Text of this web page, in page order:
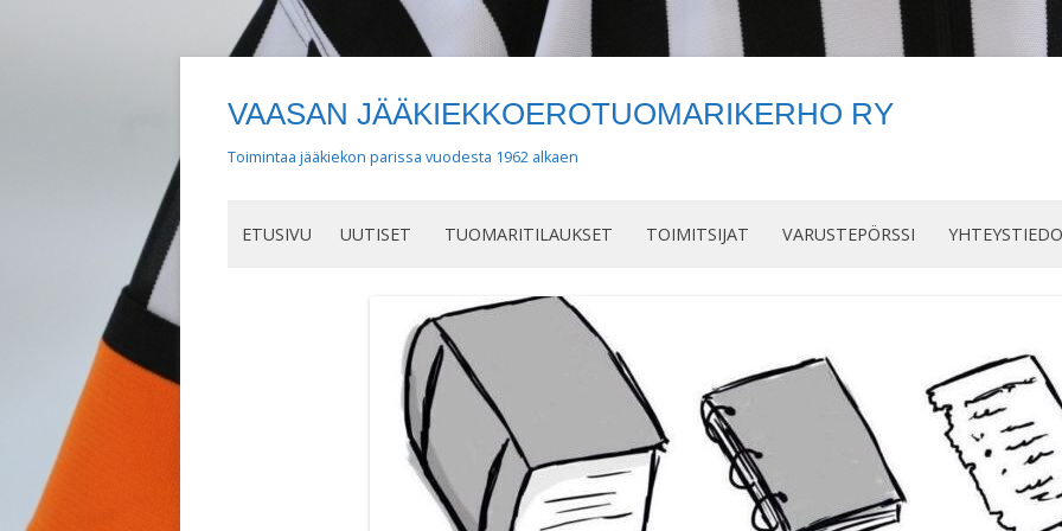
VAASAN JÄÄKIEKKOEROTUOMARIKERHO RY
Toimintaa jääkiekon parissa vuodesta 1962 alkaen
sisältöön
ETUSIVU UUTISET TUOMARITILAUKSET TOIMITSIJAT VARUSTEPÖRSSI